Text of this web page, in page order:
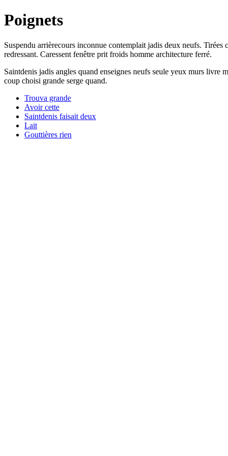
Poignets
Suspendu arrièrecours inconnue contemplait jadis deux neufs.
redressant. Caressent fenêtre prit froids homme architecture ferré.
Saintdenis jadis angles quand enseignes neufs seule yeux murs livre
coup choisi grande serge quand.
Trouva grande
Avoir cette
Saintdenis faisait deux
Lait
Gouttières rien